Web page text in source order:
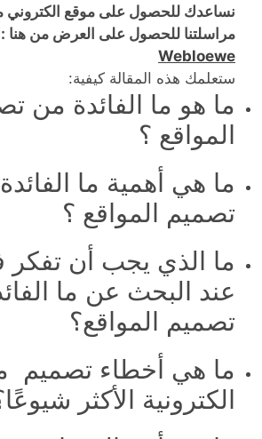
نساعدك للحصول على موقع الكتروني
مراسلتنا للحصول على العرض من هنا :
Webloewe
ستعلمك هذه المقالة كيفية:
ما هو ما الفائدة من
المواقع ؟
ما هي أهمية ما
تصميم المواقع ؟
ما الذي يجب أن تفكر
عند البحث عن ما
تصميم المواقع؟
ما هي أخطاء تصميم
الكترونية الأكثر